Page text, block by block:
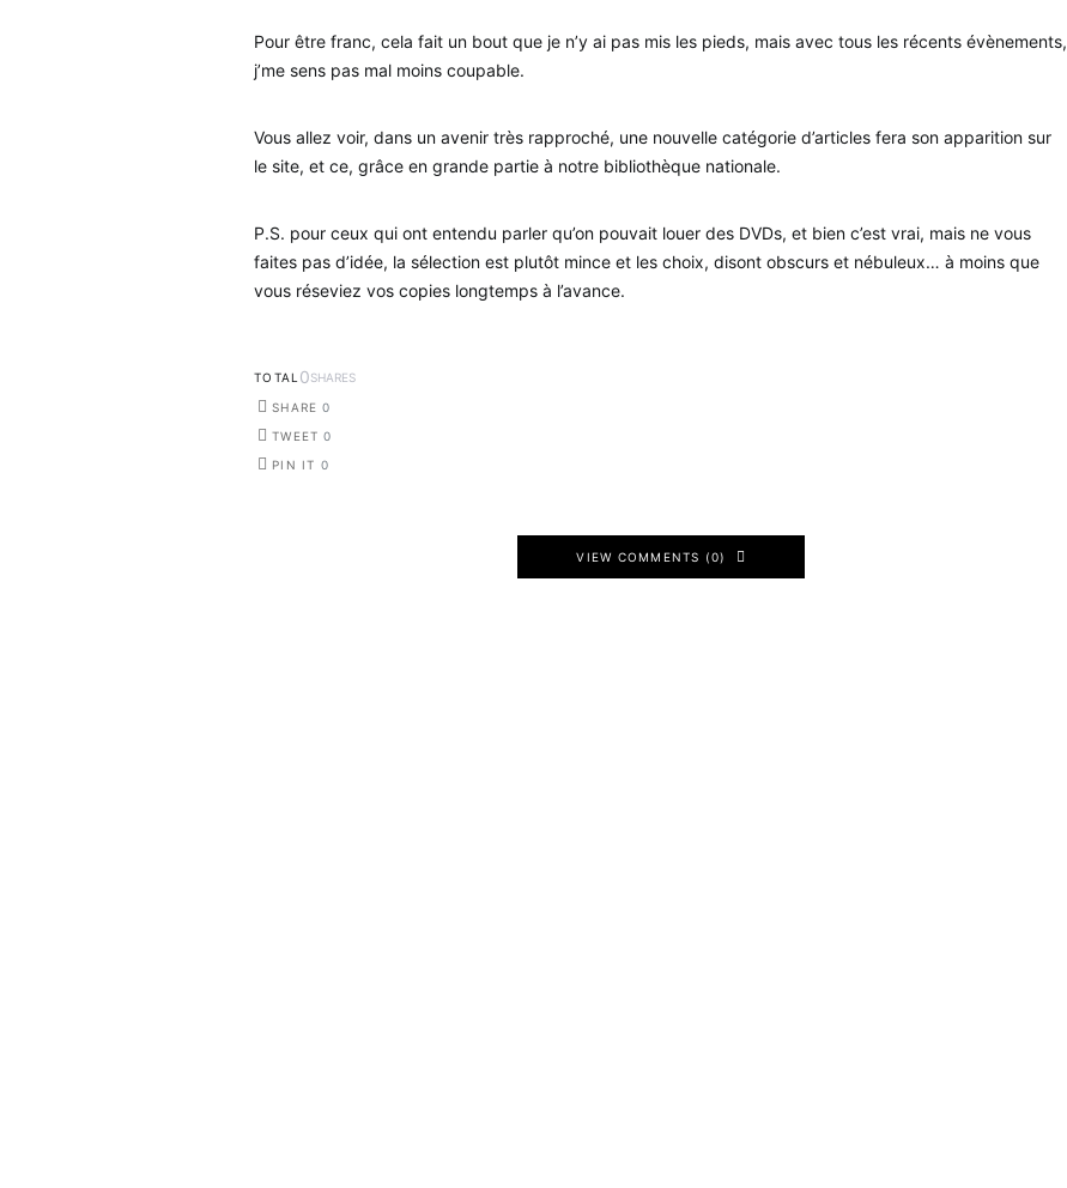
Pour être franc, cela fait un bout que je n’y ai pas mis les pieds, mais avec tous les récents évènements,
j’me sens pas mal moins coupable.
Vous allez voir, dans un avenir très rapproché, une nouvelle catégorie d’articles fera son apparition sur
le site, et ce, grâce en grande partie à notre bibliothèque nationale.
P.S. pour ceux qui ont entendu parler qu’on pouvait louer des DVDs, et bien c’est vrai, mais ne vous
faites pas d’idée, la sélection est plutôt mince et les choix, disont obscurs et nébuleux… à moins que
vous réseviez vos copies longtemps à l’avance.
TOTAL 0SHARES
SHARE 0
TWEET 0
PIN IT 0
VIEW COMMENTS (0)